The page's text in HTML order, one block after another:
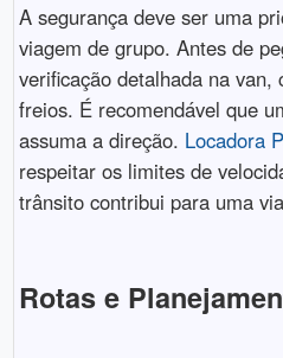
A segurança deve ser uma
viagem de grupo. Antes de
verificação detalhada na van,
freios. É recomendável que
assuma a direção. Locadora
respeitar os limites de
trânsito contribui para uma
Rotas e